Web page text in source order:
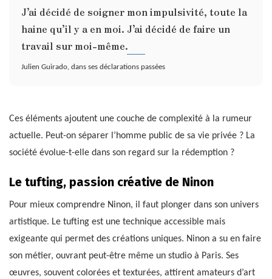
J’ai décidé de soigner mon impulsivité, toute la
haine qu’il y a en moi. J’ai décidé de faire un
travail sur moi-même.
Julien Guirado, dans ses déclarations passées
Ces éléments ajoutent une couche de complexité à la rumeur
actuelle. Peut-on séparer l’homme public de sa vie privée ? La
société évolue-t-elle dans son regard sur la rédemption ?
Le tufting, passion créative de Ninon
Pour mieux comprendre Ninon, il faut plonger dans son univers
artistique. Le tufting est une technique accessible mais
exigeante qui permet des créations uniques. Ninon a su en faire
son métier, ouvrant peut-être même un studio à Paris. Ses
œuvres, souvent colorées et texturées, attirent amateurs d’art